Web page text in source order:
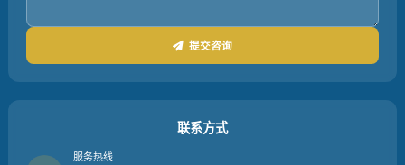
提交咨询
联系方式
服务热线